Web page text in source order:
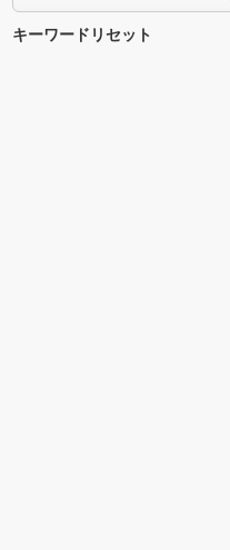
キーワードリセット